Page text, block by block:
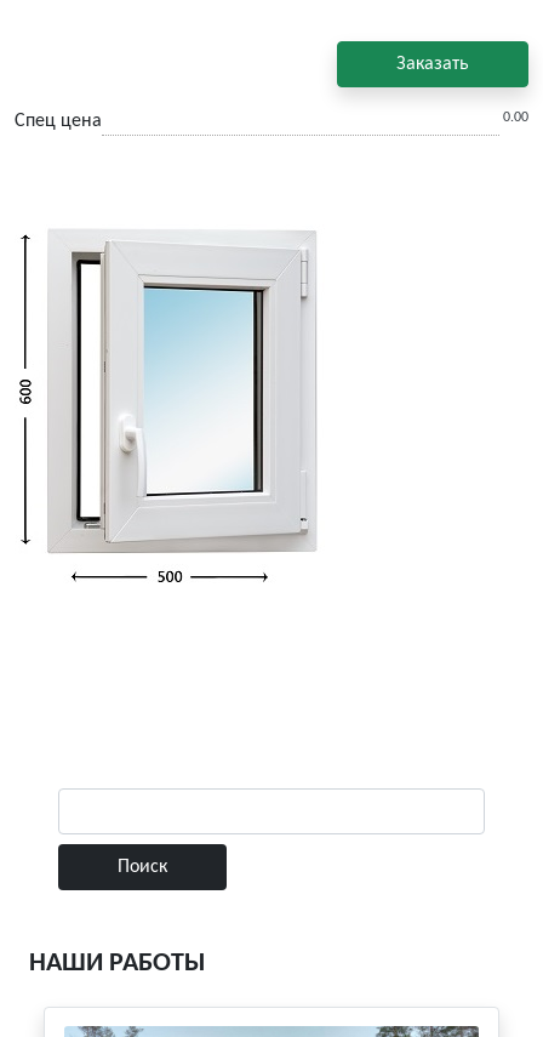
Заказать
Спец цена 0.00
НАШИ РАБОТЫ